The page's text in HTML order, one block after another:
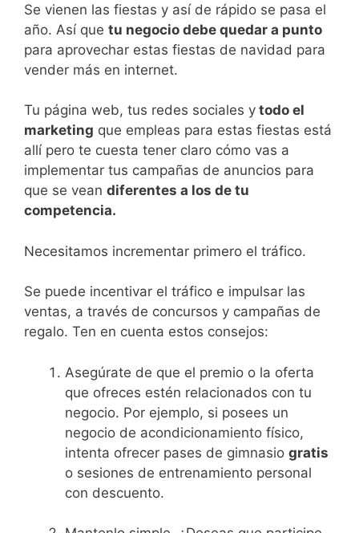
Se vienen las fiestas y así de rápido se pasa el
año. Así que tu negocio debe quedar a punto
para aprovechar estas fiestas de navidad para
vender más en internet.
Tu página web, tus redes sociales y todo el
marketing que empleas para estas fiestas está
allí pero te cuesta tener claro cómo vas a
implementar tus campañas de anuncios para
que se vean diferentes a los de tu
competencia.
Necesitamos incrementar primero el tráfico.
Se puede incentivar el tráfico e impulsar las
ventas, a través de concursos y campañas de
regalo. Ten en cuenta estos consejos:
Asegúrate de que el premio o la oferta
que ofreces estén relacionados con tu
negocio. Por ejemplo, si posees un
negocio de acondicionamiento físico,
intenta ofrecer pases de gimnasio gratis
o sesiones de entrenamiento personal
con descuento.